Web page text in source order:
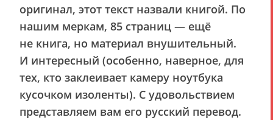
оригинал, этот текст назвали книгой. По
нашим меркам, 85 страниц — ещё
не книга, но материал внушительный.
И интересный (особенно, наверное, для
тех, кто заклеивает камеру ноутбука
кусочком изоленты). С удовольствием
представляем вам его русский перевод.